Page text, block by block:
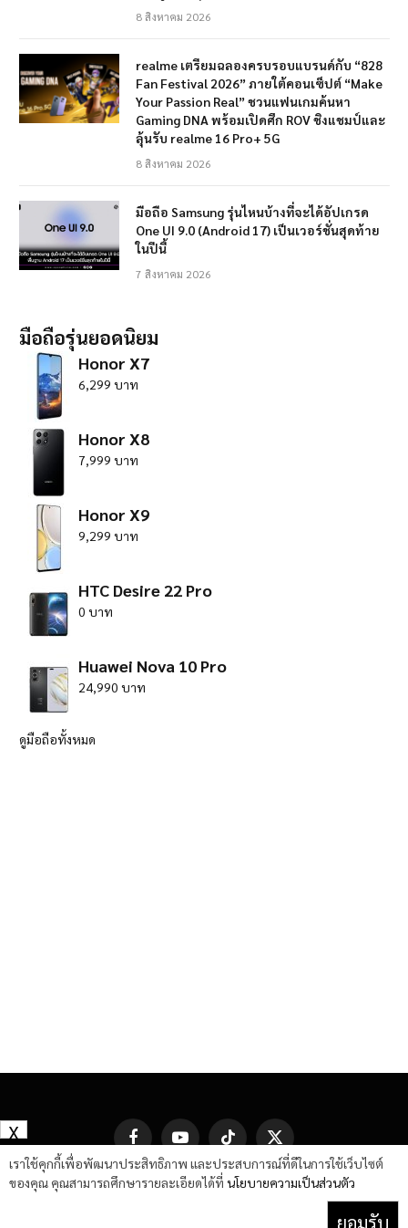
8 สิงหาคม 2026
realme เตรียมฉลองครบรอบแบรนด์กับ “828
Fan Festival 2026” ภายใต้คอนเซ็ปต์ “Make
Your Passion Real” ชวนแฟนเกมค้นหา
Gaming DNA พร้อมเปิดศึก ROV ชิงแชมป์และ
ลุ้นรับ realme 16 Pro+ 5G
8 สิงหาคม 2026
มือถือ Samsung รุ่นไหนบ้างที่จะได้อัปเกรด
One UI 9.0 (Android 17) เป็นเวอร์ชั่นสุดท้าย
ในปีนี้
7 สิงหาคม 2026
มือถือรุ่นยอดนิยม
Honor X7
6,299 บาท
Honor X8
7,999 บาท
Honor X9
9,299 บาท
HTC Desire 22 Pro
0 บาท
Huawei Nova 10 Pro
24,990 บาท
ดูมือถือทั้งหมด
FacebookYouTube TikTok
X
(Twitter)
เราใช้คุกกี้เพื่อพัฒนาประสิทธิภาพ และประสบการณ์ที่ดีในการใช้เว็บไซต์
ของคุณ คุณสามารถศึกษารายละเอียดได้ที่ นโยบายความเป็นส่วนตัว
ยอมรับ
X